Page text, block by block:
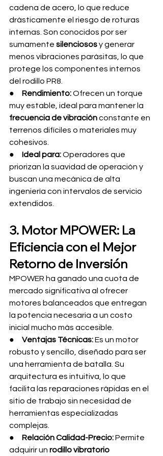
cadena de acero, lo que reduce
drásticamente el riesgo de roturas
internas. Son conocidos por ser
sumamente silenciosos y generar
menos vibraciones parásitas, lo que
protege los componentes internos
del rodillo PR8.
● Rendimiento: Ofrecen un torque
muy estable, ideal para mantener la
frecuencia de vibración constante en
terrenos difíciles o materiales muy
cohesivos.
● Ideal para: Operadores que
priorizan la suavidad de operación y
buscan una mecánica de alta
ingeniería con intervalos de servicio
extendidos.
3. Motor MPOWER: La
Eficiencia con el Mejor
Retorno de Inversión
MPOWER ha ganado una cuota de
mercado significativa al ofrecer
motores balanceados que entregan
la potencia necesaria a un costo
inicial mucho más accesible.
● Ventajas Técnicas: Es un motor
robusto y sencillo, diseñado para ser
una herramienta de batalla. Su
arquitectura es intuitiva, lo que
facilita las reparaciones rápidas en el
sitio de trabajo sin necesidad de
herramientas especializadas
complejas.
● Relación Calidad-Precio: Permite
adquirir un rodillo vibratorio